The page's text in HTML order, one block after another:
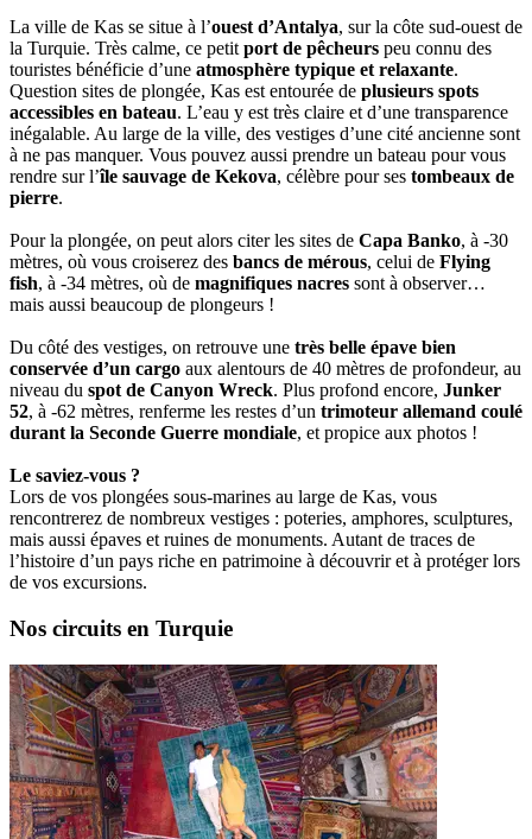
La ville de Kas se situe à l’ouest d’Antalya, sur la côte sud-ouest de
la Turquie. Très calme, ce petit port de pêcheurs peu connu des
touristes bénéficie d’une atmosphère typique et relaxante.
Question sites de plongée, Kas est entourée de plusieurs spots
accessibles en bateau. L’eau y est très claire et d’une transparence
inégalable. Au large de la ville, des vestiges d’une cité ancienne sont
à ne pas manquer. Vous pouvez aussi prendre un bateau pour vous
rendre sur l’île sauvage de Kekova, célèbre pour ses tombeaux de
pierre.
Pour la plongée, on peut alors citer les sites de Capa Banko, à -30
mètres, où vous croiserez des bancs de mérous, celui de Flying
fish, à -34 mètres, où de magnifiques nacres sont à observer…
mais aussi beaucoup de plongeurs !
Du côté des vestiges, on retrouve une très belle épave bien
conservée d’un cargo aux alentours de 40 mètres de profondeur, au
niveau du spot de Canyon Wreck. Plus profond encore, Junker
52, à -62 mètres, renferme les restes d’un trimoteur allemand coulé
durant la Seconde Guerre mondiale, et propice aux photos !
Le saviez-vous ?
Lors de vos plongées sous-marines au large de Kas, vous
rencontrerez de nombreux vestiges : poteries, amphores, sculptures,
mais aussi épaves et ruines de monuments. Autant de traces de
l’histoire d’un pays riche en patrimoine à découvrir et à protéger lors
de vos excursions.
Nos circuits en Turquie